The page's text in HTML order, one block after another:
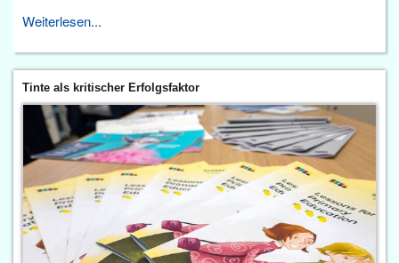
Weiterlesen...
Tinte als kritischer Erfolgsfaktor